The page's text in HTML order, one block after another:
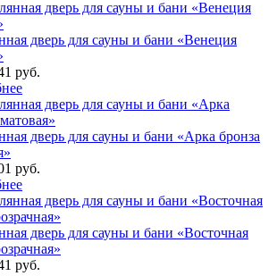
дверь для сауны и бани «Венеция
руб.
дверь для сауны и бани «Арка бронза
руб.
дверь для сауны и бани «Восточная
руб.